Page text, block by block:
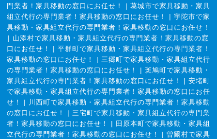
門業者！家具移動の窓口にお任せ！
| 葛城市で家具移動・家具
組立代行の専門業者！家具移動の窓口にお任せ！
| 宇陀市で家
具移動・家具組立代行の専門業者！家具移動の窓口にお任せ！
| 山添村で家具移動・家具組立代行の専門業者！家具移動の窓
口にお任せ！
| 平群町で家具移動・家具組立代行の専門業者！
家具移動の窓口にお任せ！
| 三郷町で家具移動・家具組立代行
の専門業者！家具移動の窓口にお任せ！
| 斑鳩町で家具移動・
家具組立代行の専門業者！家具移動の窓口にお任せ！
| 安堵町
で家具移動・家具組立代行の専門業者！家具移動の窓口にお任
せ！
|
川西町で家具移動・家具組立代行の専門業者！家具移動
の窓口にお任せ！
| 三宅町で家具移動・家具組立代行の専門業
者！家具移動の窓口にお任せ！
| 田原本町で家具移動・家具組
立代行の専門業者！家具移動の窓口にお任せ！
| 曽爾村で家具